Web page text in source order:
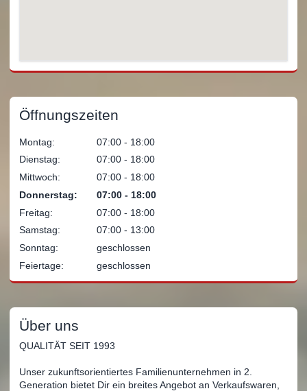
Öffnungszeiten
Montag:
07:00 ‐ 18:00
Dienstag:
07:00 ‐ 18:00
Mittwoch:
07:00 ‐ 18:00
Donnerstag:
07:00 ‐ 18:00
Freitag:
07:00 ‐ 18:00
Samstag:
07:00 ‐ 13:00
Sonntag:
geschlossen
Feiertage:
geschlossen
Über uns
QUALITÄT SEIT 1993
Unser zukunftsorientiertes Familienunternehmen in 2.
Generation bietet Dir ein breites Angebot an Verkaufswaren,